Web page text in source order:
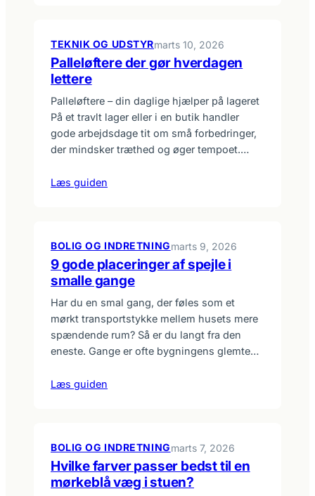
TEKNIK OG UDSTYRmarts 10, 2026
Palleløftere der gør hverdagen
lettere
Palleløftere – din daglige hjælper på lageret
På et travlt lager eller i en butik handler
gode arbejdsdage tit om små forbedringer,
der mindsker træthed og øger tempoet.…
Læs guiden
BOLIG OG INDRETNINGmarts 9, 2026
9 gode placeringer af spejle i
smalle gange
Har du en smal gang, der føles som et
mørkt transportstykke mellem husets mere
spændende rum? Så er du langt fra den
eneste. Gange er ofte bygningens glemte…
Læs guiden
BOLIG OG INDRETNINGmarts 7, 2026
Hvilke farver passer bedst til en
mørkeblå væg i stuen?